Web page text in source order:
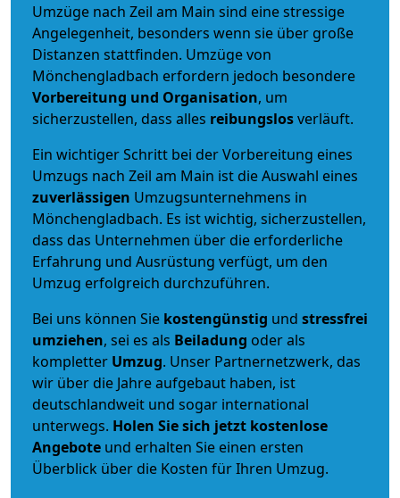
Umzüge nach Zeil am Main sind eine stressige
Angelegenheit, besonders wenn sie über große
Distanzen stattfinden. Umzüge von
Mönchengladbach erfordern jedoch besondere
Vorbereitung und Organisation, um
sicherzustellen, dass alles reibungslosverläuft.
Ein wichtiger Schritt bei der Vorbereitung eines
Umzugs nach Zeil am Main ist die Auswahl eines
zuverlässigen Umzugsunternehmens in
Mönchengladbach. Es ist wichtig, sicherzustellen,
dass das Unternehmen über die erforderliche
Erfahrung und Ausrüstung verfügt, um den
Umzug erfolgreich durchzuführen.
Bei uns können Sie kostengünstig und stressfrei
umziehen, sei es als Beiladung oder als
kompletter Umzug. Unser Partnernetzwerk, das
wir über die Jahre aufgebaut haben, ist
deutschlandweit und sogar international
unterwegs. Holen Sie sich jetzt kostenlose
Angebote und erhalten Sie einen ersten
Überblick über die Kosten für Ihren Umzug.